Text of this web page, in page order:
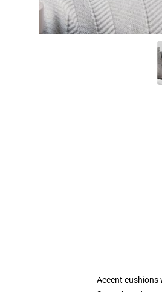
Accent cushions